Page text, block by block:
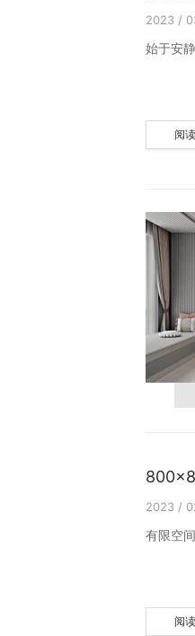
2023 /
始于安
阅
2023 /
有限空
阅